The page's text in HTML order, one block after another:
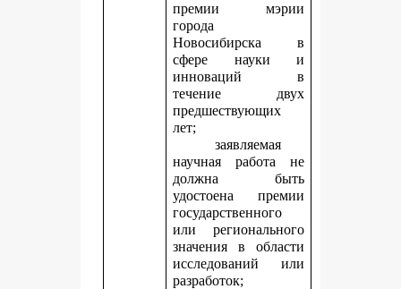
премии мэрии
города
Новосибирска в
сфере науки и
инноваций в
течение двух
предшествующих
лет;
заявляемая
научная работа не
должна быть
удостоена премии
государственного
или регионального
значения в области
исследований или
разработок;